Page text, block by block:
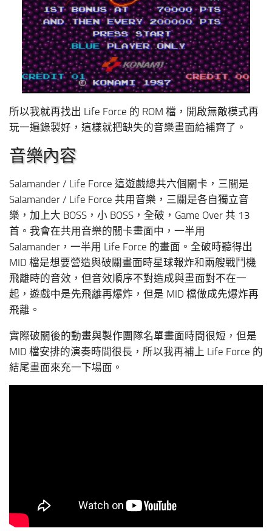
所以我就再找出 Life Force 的 ROM 檔，開啟無敵模式再
玩一遍錄製好，這樣就把缺失的音樂畫面給補齊了。
音樂內容
Salamander / Life Force 這遊戲總共六個關卡，三關是
Salamander / Life Force 共用音樂，三關是各自獨立音
樂，加上大 BOSS，小 BOSS，全破，Game Over 共 13
首。我會在共用音樂的關卡畫面中，一半用
Salamander，一半用 Life Force 的畫面。全破時聽得出
MID 檔是想要營造與破關畫面時星球報炸和兩艘戰鬥機
飛離時的音效，但音效順序不對造成與畫面對不在一
起，遊戲中是先飛離再爆炸，但是 MID 檔做成先爆炸再
飛離。
實際破關後的動畫與製作團隊名單畫面時間很短，但是
MID 檔安排的演奏時間很長，所以我再補上 Life Force 的
結尾畫面來充一下場面。